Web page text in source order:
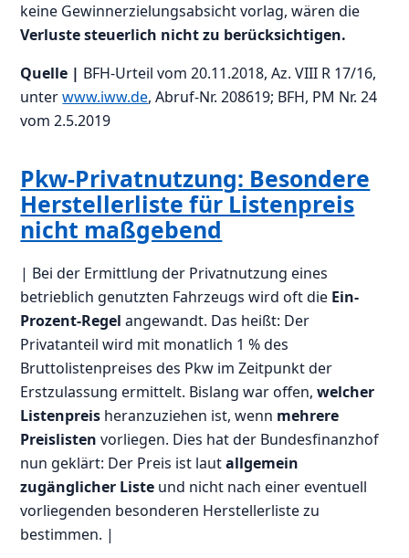
keine Gewinnerzielungsabsicht vorlag, wären die
Verluste steuerlich nicht zu berücksichtigen.
Quelle | BFH-Urteil vom 20.11.2018, Az. VIII R 17/16,
unterwww.iww.de, Abruf-Nr. 208619; BFH, PM Nr. 24
vom 2.5.2019
Pkw-Privatnutzung: Besondere
Herstellerliste für Listenpreis
nicht maßgebend
| Bei der Ermittlung der Privatnutzung eines
betrieblich genutzten Fahrzeugs wird oft die Ein-
Prozent-Regel angewandt. Das heißt: Der
Privatanteil wird mit monatlich 1 % des
Bruttolistenpreises des Pkw im Zeitpunkt der
Erstzulassung ermittelt. Bislang war offen,welcher
Listenpreis heranzuziehen ist, wenn mehrere
Preislisten vorliegen. Dies hat der Bundesfinanzhof
nun geklärt: Der Preis ist lautallgemein
zugänglicher Liste und nicht nach einer eventuell
vorliegenden besonderen Herstellerliste zu
bestimmen. |